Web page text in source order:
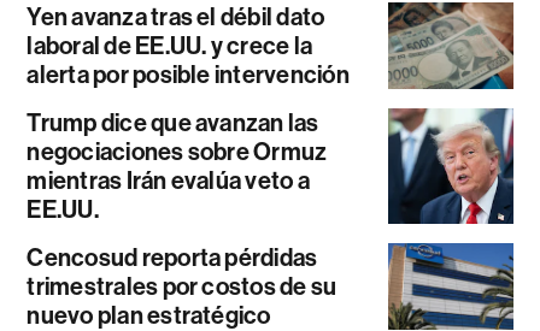
Yen avanza tras el débil dato
laboral de EE.UU. y crece la
alerta por posible intervención
Trump dice que avanzan las
negociaciones sobre Ormuz
mientras Irán evalúa veto a
EE.UU.
Cencosud reporta pérdidas
trimestrales por costos de su
nuevo plan estratégico